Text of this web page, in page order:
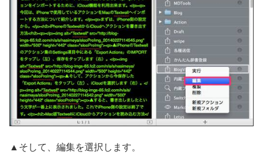
▲そして、編集を選択します。